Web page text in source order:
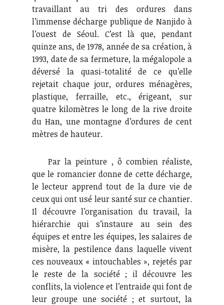
travaillant au tri des ordures dans
l’immense décharge publique de Nanjido à
l’ouest de Séoul. C’est là que, pendant
quinze ans, de 1978, année de sa création, à
1993, date de sa fermeture, la mégalopole a
déversé la quasi-totalité de ce qu’elle
rejetait chaque jour, ordures ménagères,
plastique, ferraille, etc., érigeant, sur
quatre kilomètres le long de la rive droite
du Han, une montagne d’ordures de cent
mètres de hauteur.
Par la peinture , ô combien réaliste,
que le romancier donne de cette décharge,
le lecteur apprend tout de la dure vie de
ceux qui ont usé leur santé sur ce chantier.
Il découvre l’organisation du travail, la
hiérarchie qui s’instaure au sein des
équipes et entre les équipes, les salaires de
misère, la pestilence dans laquelle vivent
ces nouveaux « intouchables », rejetés par
le reste de la société ; il découvre les
conflits, la violence et l’entraide qui font de
leur groupe une société ; et surtout, la